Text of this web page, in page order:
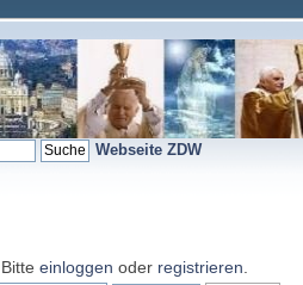
Webseite ZDW
. Bitte einloggen oder registrieren